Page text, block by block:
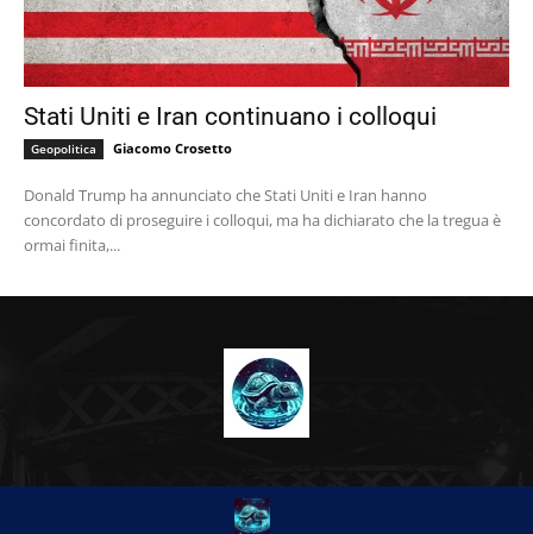
Stati Uniti e Iran continuano i colloqui
Geopolitica Giacomo Crosetto
Donald Trump ha annunciato che Stati Uniti e Iran hanno
concordato di proseguire i colloqui, ma ha dichiarato che la tregua è
ormai finita,...
CHI SIAMO